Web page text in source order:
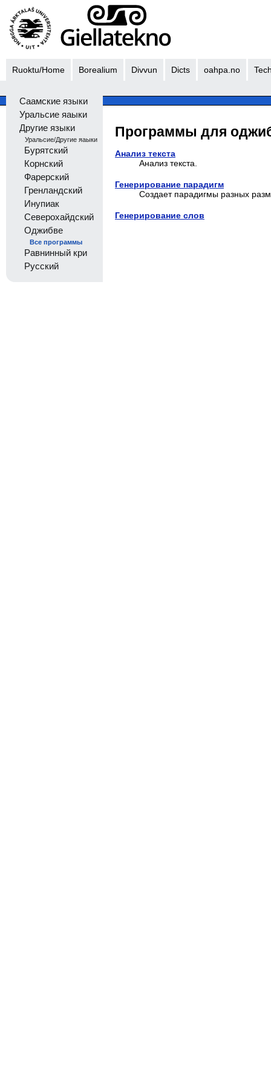
Ruoktu/Home Borealium Divvun Dicts oahpa.no
Саамские языки
Уральсие яаыки
Другие языки
Уральсие/Другие яаыки
Бурятский
Корнский
Фарерский
Гренландский
Инупиак
Северохайдский
Оджибве
Все программы
Равнинный кри
Русский
Программы для
Анализ текста
Анализ текста.
Генерирование парадигм
Создает парадигмы разных
Генерирование слов